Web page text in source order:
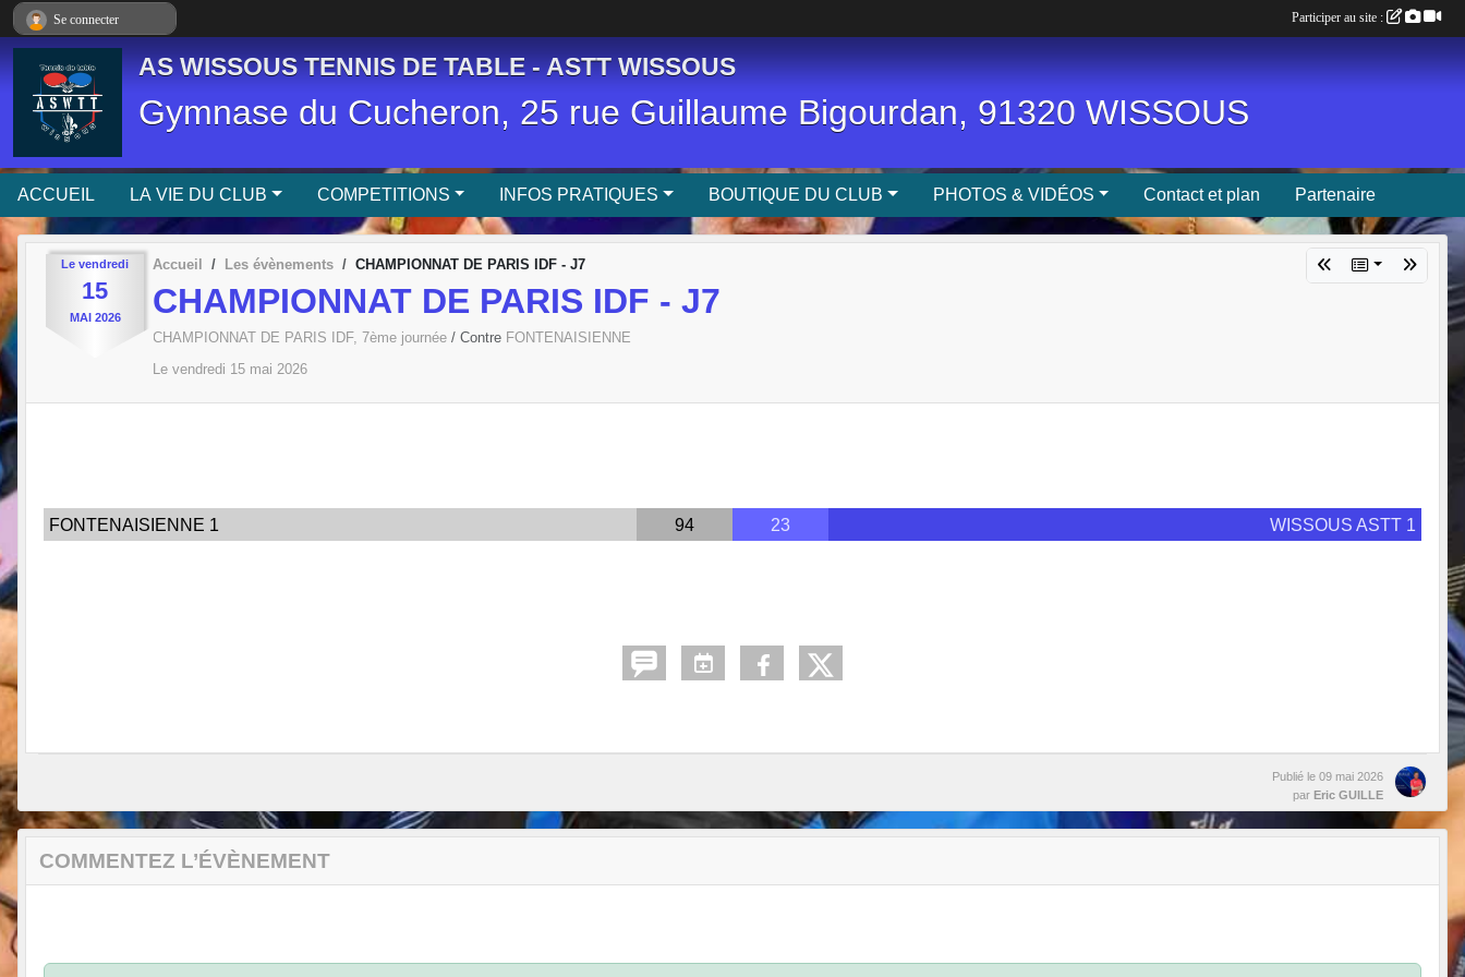
AS WISSOUS TENNIS DE TABLE - ASTT WISSOUS
Gymnase du Cucheron, 25 rue Guillaume Bigourdan, 91320 WISSOUS
ACCUEIL LA VIE DU CLUB COMPETITIONS INFOS PRATIQUES BOUTIQUE DU CLUB PHOTOS & VIDÉOS Contact et plan Partenaire
Le vendredi
15
MAI 2026
Accueil Les évènements CHAMPIONNAT DE PARIS IDF - J7
CHAMPIONNAT DE PARIS IDF - J7
CHAMPIONNAT DE PARIS IDF, 7ème journée / Contre FONTENAISIENNE
Le vendredi 15 mai 2026
FONTENAISIENNE 1 94 23 WISSOUS ASTT 1
Publié le 09 mai 2026
par Eric GUILLE
COMMENTEZ L’ÉVÈNEMENT
Se connecter Participer au site :
Panneau de gestion des cookies